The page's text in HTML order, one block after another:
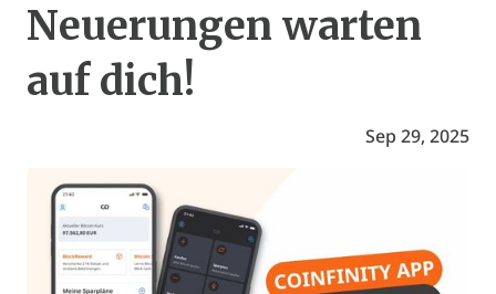
Neuerungen warten
auf dich!
Sep 29, 2025